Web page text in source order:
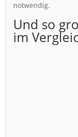
notwendig.
Und so
im